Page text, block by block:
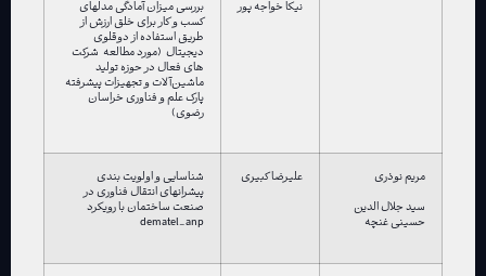
نیکا خواجه پور بررسی میزان آمادگی مدلهای
کسب و کار برای خلق ارزش از
طریق استفاده از دوقلوی
دیجیتال (مورد مطالعه شرکت
های فعال در حوزه تولید
ماشین‌آلات و تجهیزات پیشرفته
پارک علم و فناوری خراسان
رضوی)
مریم نوذری
سید جلال الدین
حسینی غنچه
علیرضا کبیری شناسایی و اولویت بندی
پیشرانهای انتقال فناوری در
صنعت ساختمان با رویکرد
dematel_anp